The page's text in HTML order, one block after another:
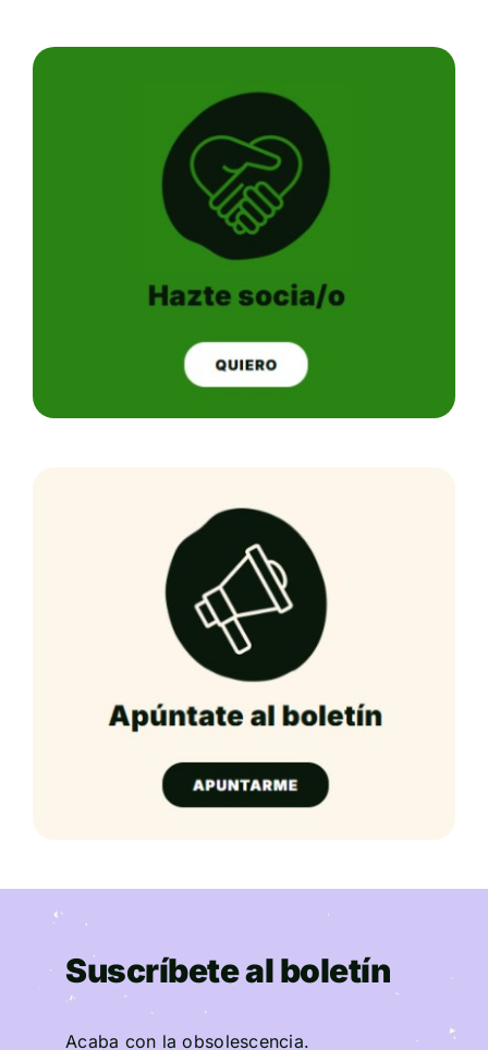
Suscríbete al boletín
Acaba con la obsolescencia.